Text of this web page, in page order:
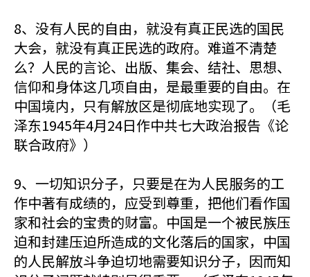
8、没有人民的自由，就没有真正民选的国民
大会，就没有真正民选的政府。难道不清楚
么？人民的言论、出版、集会、结社、思想、
信仰和身体这几项自由，是最重要的自由。在
中国境内，只有解放区是彻底地实现了。（毛
泽东1945年4月24日作中共七大政治报告《论
联合政府》）
9、一切知识分子，只要是在为人民服务的工
作中著有成绩的，应受到尊重，把他们看作国
家和社会的宝贵的财富。中国是一个被民族压
迫和封建压迫所造成的文化落后的国家，中国
的人民解放斗争迫切地需要知识分子，因而知